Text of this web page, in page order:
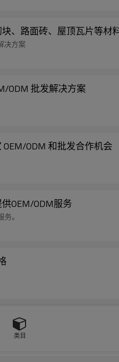
、路面砖、屋顶瓦片等材
决方案
ODM 批发解决方案
ODM 和批发合作机会
OEM/ODM服务
。
类目